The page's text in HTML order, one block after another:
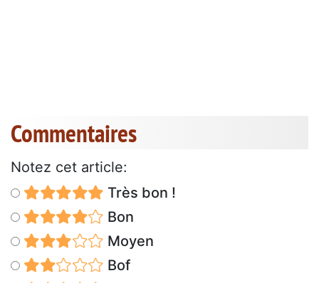
Commentaires
Notez cet article:
Très bon !
Bon
Moyen
Bof